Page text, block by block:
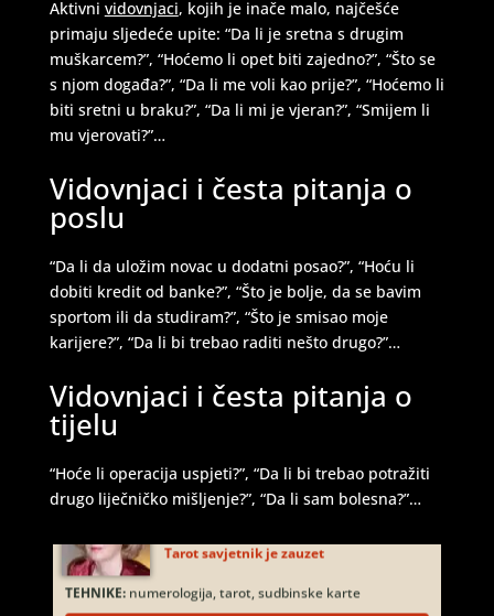
Aktivni vidovnjaci, kojih je inače malo, najčešće
primaju sljedeće upite: “Da li je sretna s drugim
muškarcem?”, “Hoćemo li opet biti zajedno?”, “Što se
s njom događa?”, “Da li me voli kao prije?”, “Hoćemo li
biti sretni u braku?”, “Da li mi je vjeran?”, “Smijem li
mu vjerovati?”…
Vidovnjaci i česta pitanja o
poslu
“Da li da uložim novac u dodatni posao?”, “Hoću li
dobiti kredit od banke?”, “Što je bolje, da se bavim
sportom ili da studiram?”, “Što je smisao moje
karijere?”, “Da li bi trebao raditi nešto drugo?”…
Vidovnjaci i česta pitanja o
tijelu
“Hoće li operacija uspjeti?”, “Da li bi trebao potražiti
drugo liječničko mišljenje?”, “Da li sam bolesna?”…
DENI / Kod 15
Tarot savjetnik je zauzet
TEHNIKE: tarot, tarot marseille, ljubavni tarot, visak
KRISTINA/ Kod 160
Tarot savjetnik je zauzet
TEHNIKE: asrologija; numerologija, tarot
Broj tel: 064/600-600
tel:0,93€ - mob:1,12€ min
DINA / Kod 38
Tarot savjetnik je zauzet
TEHNIKE:numerologija, tarot, sudbinske karte